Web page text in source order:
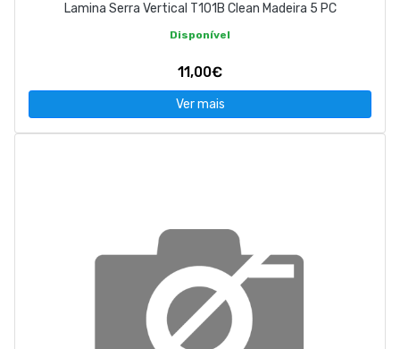
Lamina Serra Vertical T101B Clean Madeira 5 PC
Disponível
11,00€
Ver mais